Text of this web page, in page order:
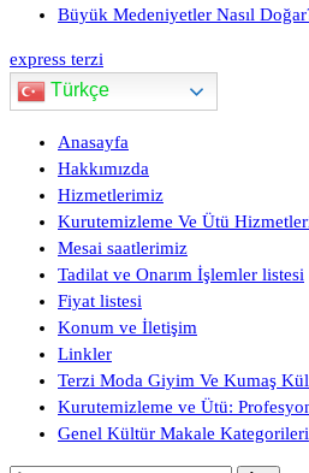
Büyük Medeniyetler Nasıl
express terzi
Türkçe
Anasayfa
Hakkımızda
Hizmetlerimiz
Kurutemizleme Ve Ütü
Mesai saatlerimiz
Tadilat ve Onarım İşlemler listesi
Fiyat listesi
Konum ve İletişim
Linkler
Terzi Moda Giyim Ve Kumaş
Kurutemizleme ve Ütü:
Genel Kültür Makale Kategorileri